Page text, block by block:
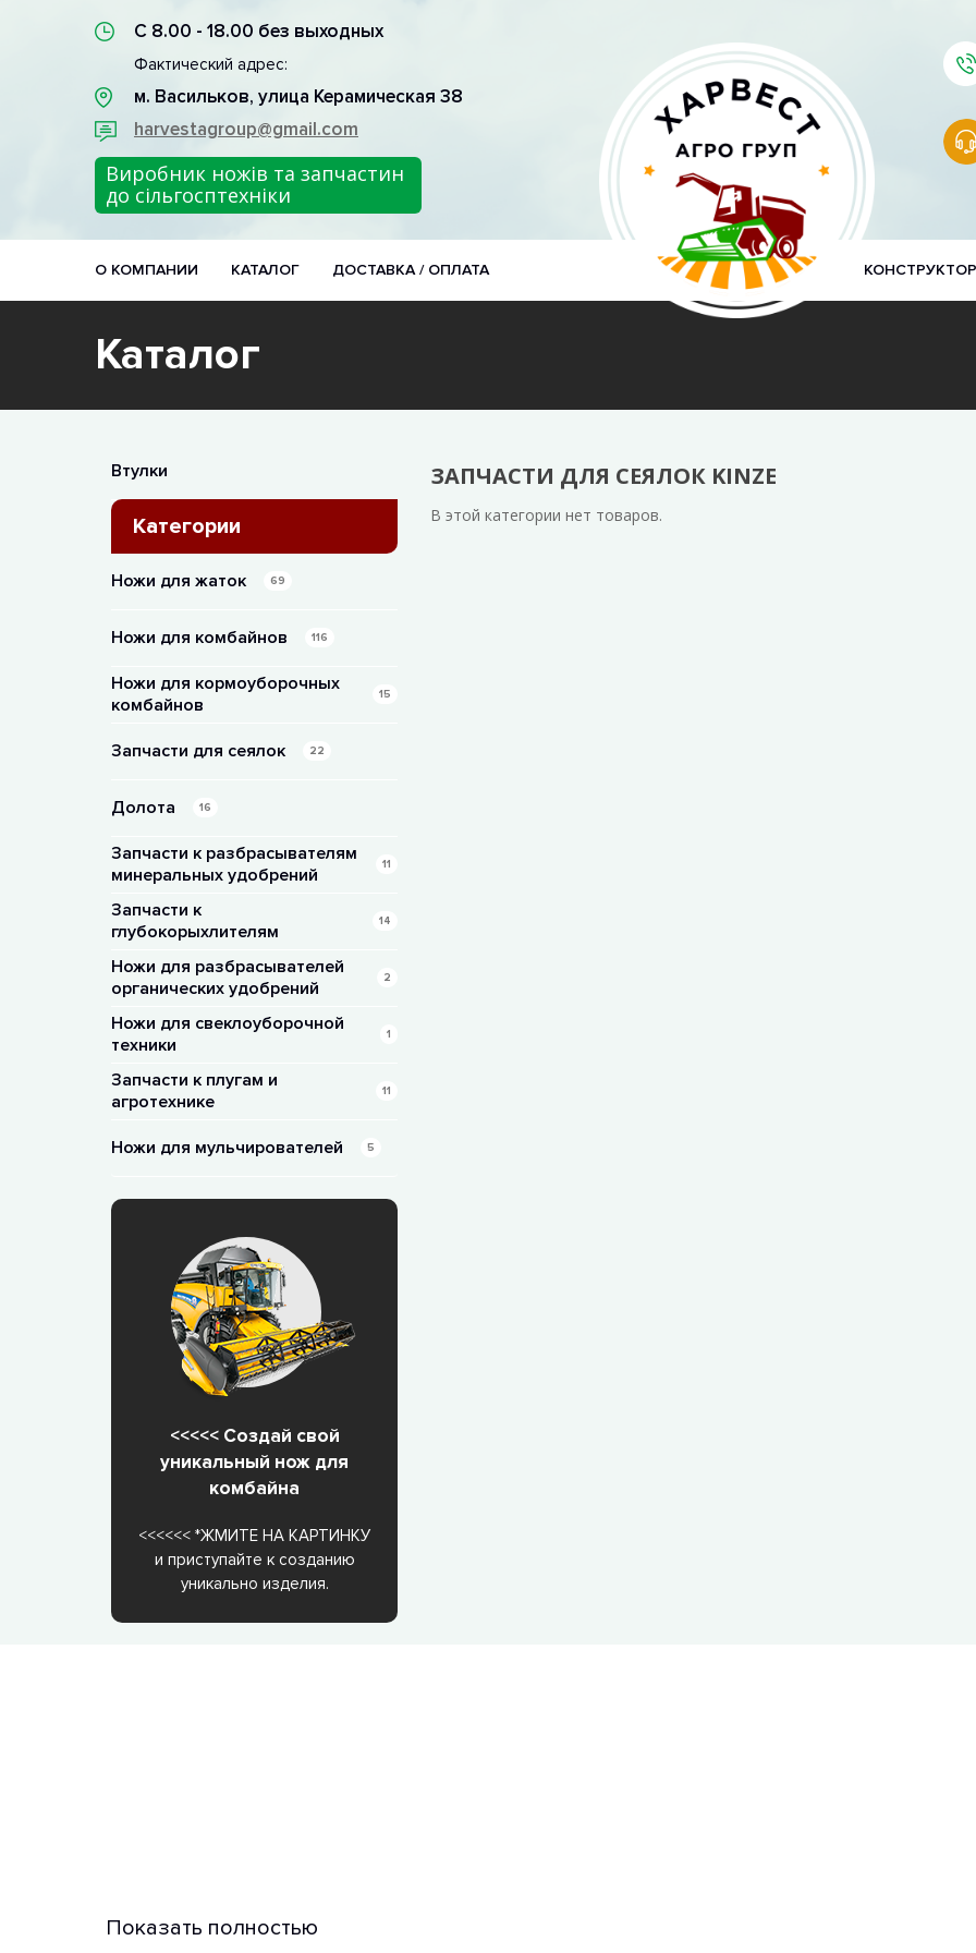
С 8.00 - 18.00 без выходных
Фактический адрес:
м. Васильков, улица Керамическая 38
harvestagroup@gmail.com
Виробник ножів та запчастин
до сільгосптехніки
О КОМПАНИИ КАТАЛОГ ДОСТАВКА / ОПЛАТА
Каталог
Втулки
Категории
Ножи для жаток 69
Ножи для комбайнов 116
Ножи для кормоуборочных
комбайнов
15
Запчасти для сеялок 22
Долота 16
Запчасти к разбрасывателям
минеральных удобрений
11
Запчасти к
глубокорыхлителям
14
Ножи для разбрасывателей
органических удобрений
2
Ножи для свеклоуборочной
техники
1
Запчасти к плугам и
агротехнике
11
Ножи для мульчирователей 5
<<<<< Создай свой
уникальный нож для
комбайна
<<<<<< *ЖМИТЕ НА КАРТИНКУ
и приступайте к созданию
уникально изделия.
ЗАПЧАСТИ ДЛЯ СЕЯЛОК KINZE
В этой категории нет товаров.
Показать полностью